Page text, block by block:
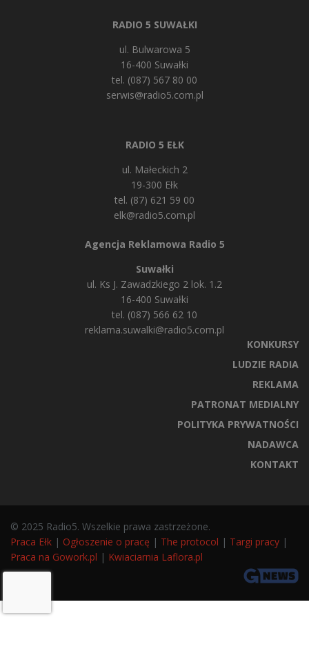
RADIO 5 SUWAŁKI
ul. Bulwarowa 5
16-400 Suwałki
tel. (087) 567 80 00
serwis@radio5.com.pl
RADIO 5 EŁK
ul. Małeckich 2
19-300 Ełk
tel. (87) 621 59 00
elk@radio5.com.pl
Agencja Reklamowa Radio 5
Suwałki
ul. Ks J. Zawadzkiego 2 lok. 1.2
16-400 Suwałki
tel. (087) 566 62 10
reklama.suwalki@radio5.com.pl
KONKURSY
LUDZIE RADIA
REKLAMA
PATRONAT MEDIALNY
POLITYKA PRYWATNOŚCI
NADAWCA
KONTAKT
© 2025 Radio5. Wszelkie prawa zastrzeżone.
Praca Ełk | Ogłoszenie o pracę | The protocol | Targi pracy |
Praca na Gowork.pl | Kwiaciarnia Laflora.pl